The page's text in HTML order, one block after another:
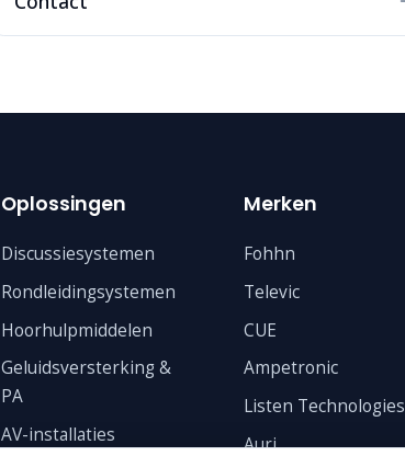
Oplossingen
Discussiesystemen
Rondleidingsystemen
Hoorhulpmiddelen
Geluidsversterking &
PA
AV-installaties
Merken
Fohhn
Televic
CUE
Ampetronic
Listen Technologies
Auri